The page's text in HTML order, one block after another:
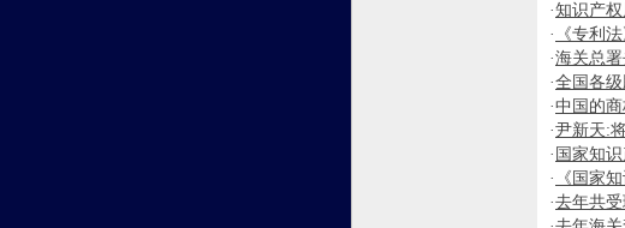
·知识产
·
《专利
·海关总
·全国各
·中国的
·尹新天:
· 国家知
·
《国家
·去年共